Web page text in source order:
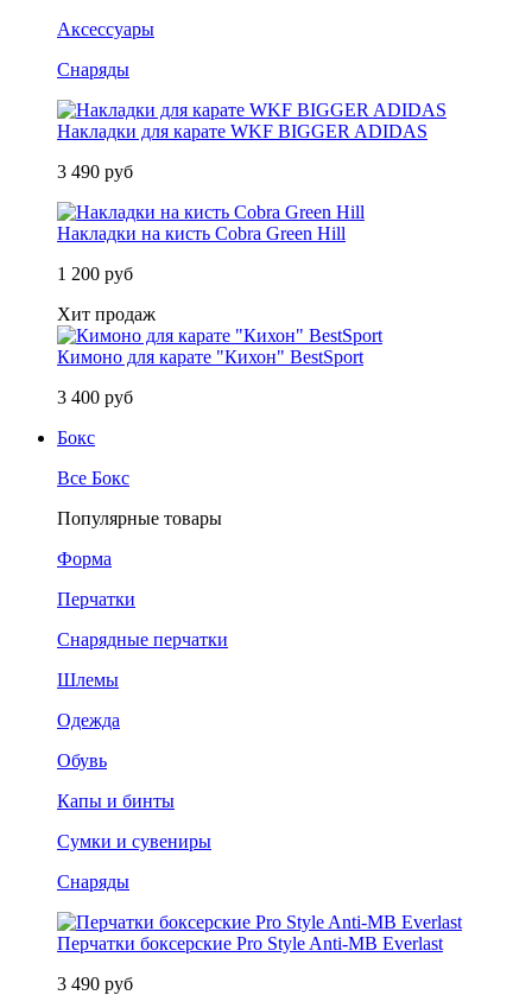
Аксессуары
Снаряды
Накладки для карате WKF BIGGER ADIDAS
3 490 руб
Накладки на кисть Cobra Green Hill
1 200 руб
Хит продаж
Кимоно для карате "Кихон" BestSport
3 400 руб
Бокс
Все Бокс
Популярные товары
Форма
Перчатки
Снарядные перчатки
Шлемы
Одежда
Обувь
Капы и бинты
Сумки и сувениры
Снаряды
Перчатки боксерские Pro Style Anti-MB Everlast
3 490 руб